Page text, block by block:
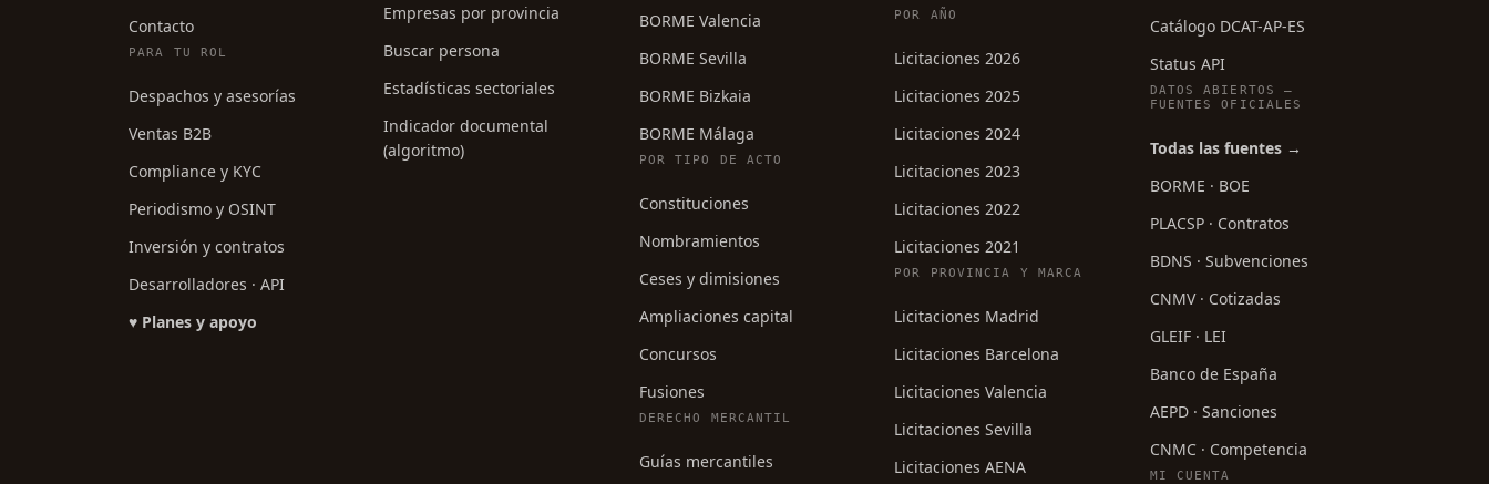
Contacto
PARA TU ROL
Despachos y asesorías
Ventas B2B
Compliance y KYC
Periodismo y OSINT
Inversión y contratos
Desarrolladores · API
♥ Planes y apoyo
Empresas por provincia
Buscar persona
Estadísticas sectoriales
Indicador documental
(algoritmo)
BORME Valencia
BORME Sevilla
BORME Bizkaia
BORME Málaga
POR TIPO DE ACTO
Constituciones
Nombramientos
Ceses y dimisiones
Ampliaciones capital
Concursos
Fusiones
DERECHO MERCANTIL
Guías mercantiles
POR AÑO
Licitaciones 2026
Licitaciones 2025
Licitaciones 2024
Licitaciones 2023
Licitaciones 2022
Licitaciones 2021
POR PROVINCIA Y MARCA
Licitaciones Madrid
Licitaciones Barcelona
Licitaciones Valencia
Licitaciones Sevilla
Licitaciones AENA
Catálogo DCAT-AP-ES
Status API
DATOS ABIERTOS —
FUENTES OFICIALES
Todas las fuentes →
BORME · BOE
PLACSP · Contratos
BDNS · Subvenciones
CNMV · Cotizadas
GLEIF · LEI
Banco de España
AEPD · Sanciones
CNMC · Competencia
MI CUENTA